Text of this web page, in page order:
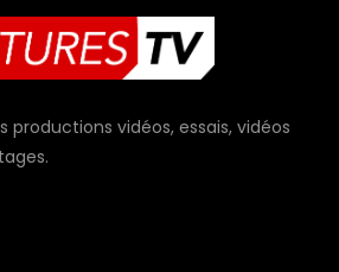
productions vidéos, essais, vidéos